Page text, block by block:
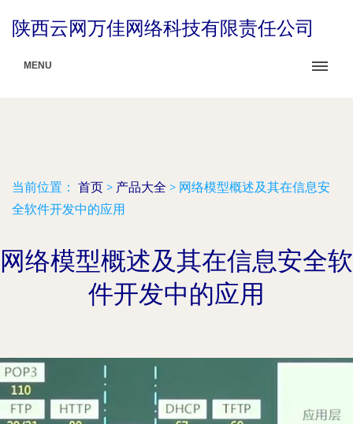
陕西云网万佳网络科技有限责任公司
MENU
当前位置： 首页 > 产品大全 > 网络模型概述及其在信息安
全软件开发中的应用
网络模型概述及其在信息安全软
件开发中的应用